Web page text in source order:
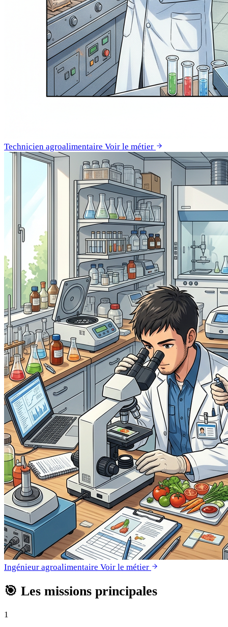
Technicien agroalimentaire Voir le métier
Ingénieur agroalimentaire Voir le métier
🎯 Les missions principales
1